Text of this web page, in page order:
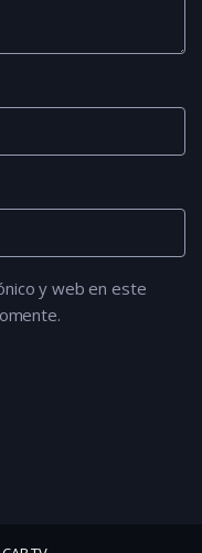
y web en este